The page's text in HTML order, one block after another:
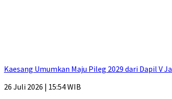
Kaesang Umumkan Maju Pileg 2029 dari Dapil V
26 Juli 2026 | 15:54 WIB